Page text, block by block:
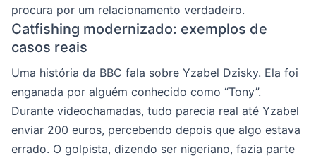
procura por um relacionamento verdadeiro.
Catfishing modernizado: exemplos de
casos reais
Uma história da BBC fala sobre Yzabel Dzisky. Ela foi
enganada por alguém conhecido como “Tony”.
Durante videochamadas, tudo parecia real até Yzabel
enviar 200 euros, percebendo depois que algo estava
errado. O golpista, dizendo ser nigeriano, fazia parte